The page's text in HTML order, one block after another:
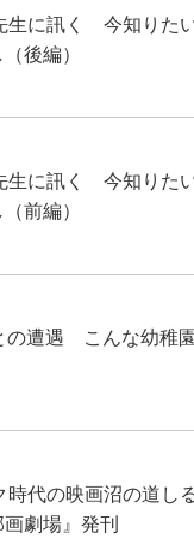
生に訊く 今知りた
後編）
生に訊く 今知りた
前編）
の遭遇 こんな幼稚
時代の映画沼の道
劇場』発刊